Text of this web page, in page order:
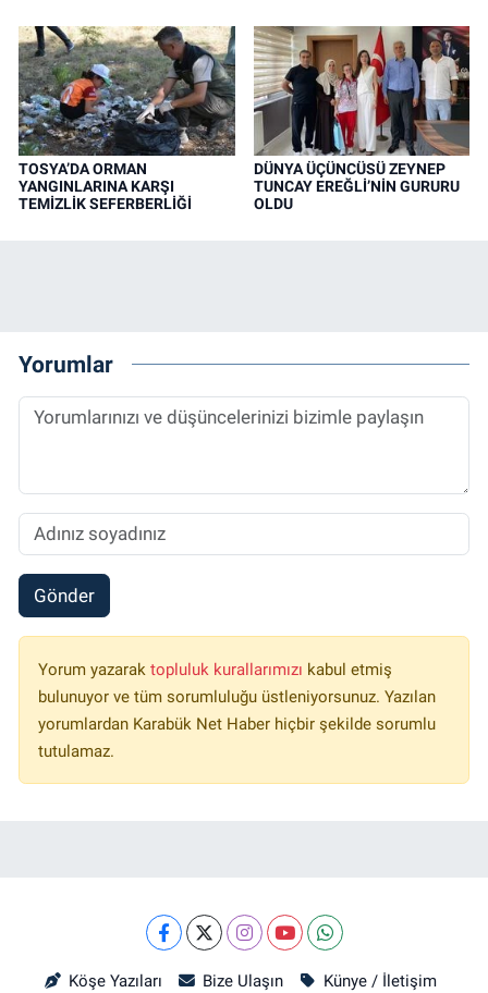
TOSYA’DA ORMAN
YANGINLARINA KARŞI
TEMİZLİK SEFERBERLİĞİ
DÜNYA ÜÇÜNCÜSÜ ZEYNEP
TUNCAY EREĞLİ’NİN GURURU
OLDU
Yorumlar
Gönder
Yorum yazarak topluluk kurallarımızı kabul etmiş
bulunuyor ve tüm sorumluluğu üstleniyorsunuz. Yazılan
yorumlardan Karabük Net Haber hiçbir şekilde sorumlu
tutulamaz.
Köşe Yazıları Bize Ulaşın
Künye / İletişim